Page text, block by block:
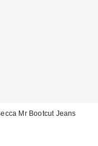
Mr Bootcut Jeans